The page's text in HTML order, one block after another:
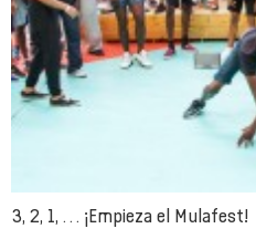
3, 2, 1, … ¡Empieza el Mulafest!